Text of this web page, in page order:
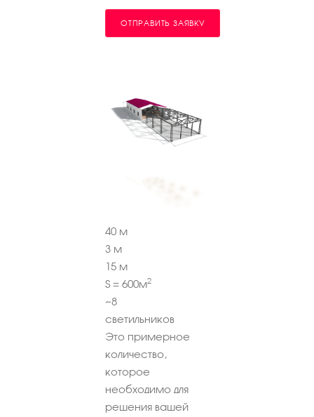
ОТПРАВИТЬ ЗАЯВКУ
40 м
3 м
15 м
S = 600м2
~8
светильников
Это примерное
количество,
которое
необходимо для
решения вашей